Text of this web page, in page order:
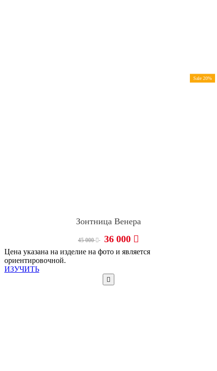
Sale 20%
Зонтница Венера
45 000 36 000
Цена указана на изделие на фото и является
ориентировочной.
ИЗУЧИТЬ